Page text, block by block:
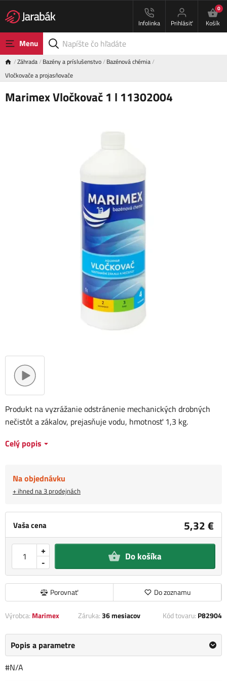
Infolinka Prihlásiť
0
Košík
Menu
Záhrada Bazény a príslušenstvo Bazénová chémia
Vločkovače a projasňovače
Marimex Vločkovač 1 l 11302004
Vaša cena 5,32 €
-
+ Do košíka
Porovnať Do zoznamu
Produkt na vyzrážanie odstránenie mechanických drobných
nečistôt a zákalov, prejasňuje vodu, hmotnosť 1,3 kg.
Celý popis
Na objednávku
+ ihned na 3 prodejnách
Výrobca: Marimex Záruka:36 mesiacov Kód tovaru: P82904
Popis a parametre
#N/A